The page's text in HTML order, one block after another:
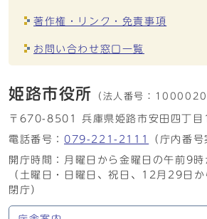
著作権・リンク・免責事項
お問い合わせ窓口一覧
姫路市役所 （法人番号：
〒670-8501 兵庫県姫路市安田四丁目
電話番号： 079-221-2111
（庁内番号
開庁時間：月曜日から金曜日の午前9
（土曜日・日曜日、祝日、12月29日
閉庁）